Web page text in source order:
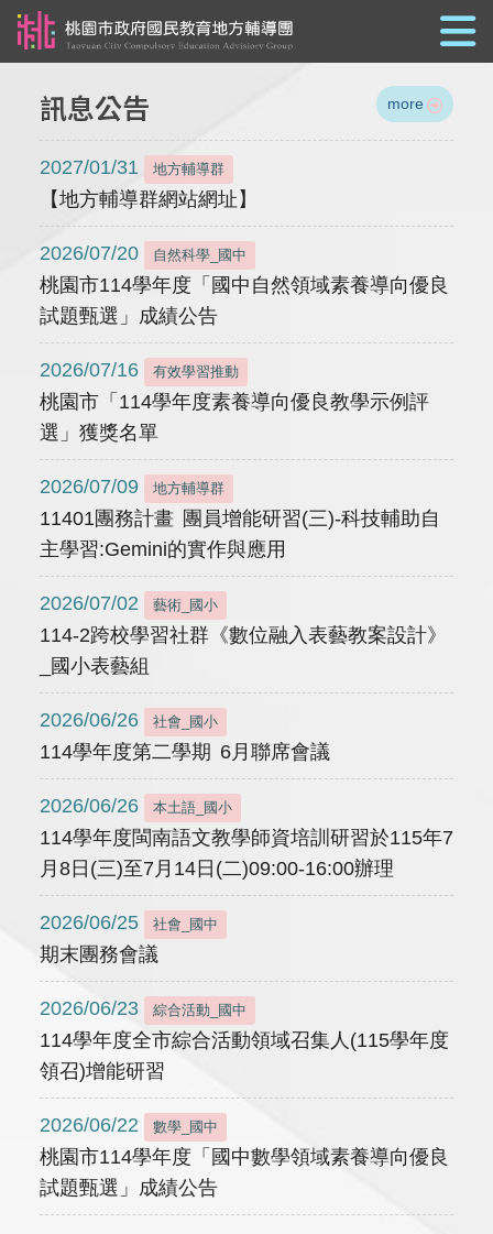
訊息公告 more
2027/01/31 地方輔導群
【地方輔導群網站網址】
2026/07/20 自然科學_國中
桃園市114學年度「國中自然領域素養導向優良
試題甄選」成績公告
2026/07/16 有效學習推動
桃園市「114學年度素養導向優良教學示例評
選」獲獎名單
2026/07/09 地方輔導群
11401團務計畫 團員增能研習(三)-科技輔助自
主學習:Gemini的實作與應用
2026/07/02 藝術_國小
114-2跨校學習社群《數位融入表藝教案設計》
_國小表藝組
2026/06/26 社會_國小
114學年度第二學期 6月聯席會議
2026/06/26 本土語_國小
114學年度閩南語文教學師資培訓研習於115年7
月8日(三)至7月14日(二)09:00-16:00辦理
2026/06/25 社會_國中
期末團務會議
2026/06/23 綜合活動_國中
114學年度全市綜合活動領域召集人(115學年度
領召)增能研習
2026/06/22 數學_國中
桃園市114學年度「國中數學領域素養導向優良
試題甄選」成績公告